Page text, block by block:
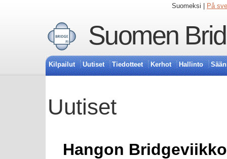
Suomeksi | På
Suomen
Kilpailut Uutiset Tiedotteet Kerhot Hallinto
Uutiset
Hangon